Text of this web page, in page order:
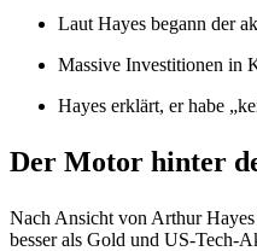
Laut Hayes begann der
Massive Investitionen in
Hayes erklärt, er habe
Der Motor hinter
Nach Ansicht von Arthur
besser als Gold und US-Tech-